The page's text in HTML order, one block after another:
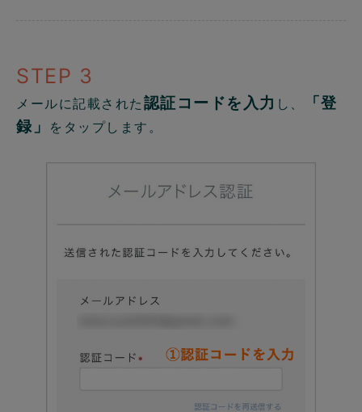
STEP 3
メールに記載された 認証コードを入力 し、
「登
録」
をタップします。